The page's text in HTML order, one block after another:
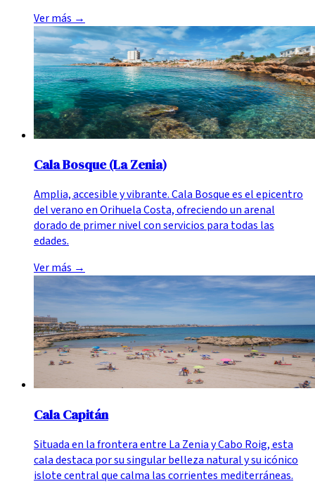
Ver más →
Cala Bosque (La Zenia)
Amplia, accesible y vibrante. Cala Bosque es el epicentro
del verano en Orihuela Costa, ofreciendo un arenal
dorado de primer nivel con servicios para todas las
edades.
Ver más →
Cala Capitán
Situada en la frontera entre La Zenia y Cabo Roig, esta
cala destaca por su singular belleza natural y su icónico
islote central que calma las corrientes mediterráneas.